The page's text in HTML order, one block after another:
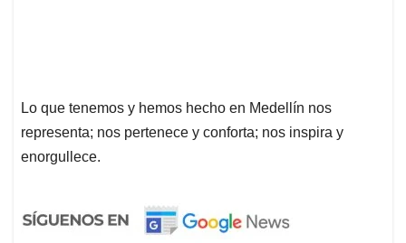
Lo que tenemos y hemos hecho en Medellín nos
representa; nos pertenece y conforta; nos inspira y
enorgullece.